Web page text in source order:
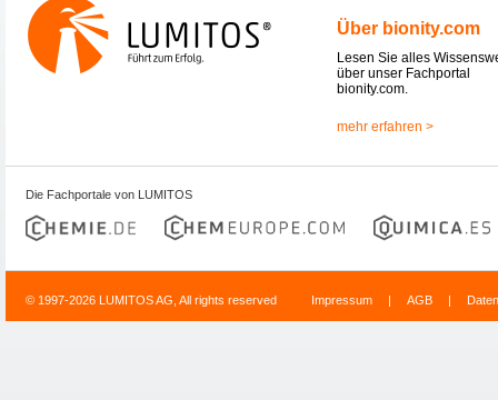
Über bionity.com
Lesen Sie alles
über unser Fachportal
bionity.com.
mehr erfahren >
Die Fachportale von LUMITOS
© 1997-2026 LUMITOS AG, All rights reserved Impressum | AGB |